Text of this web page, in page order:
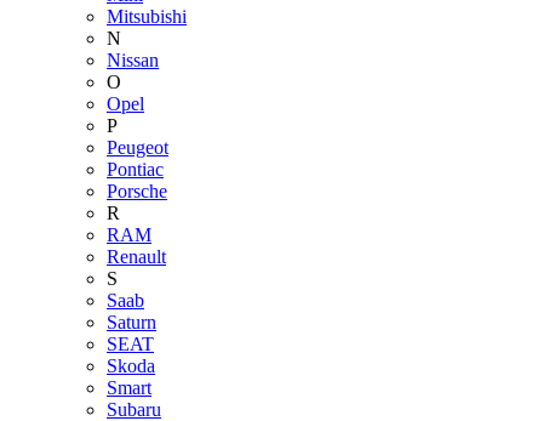
Mitsubishi
N
Nissan
O
Opel
P
Peugeot
Pontiac
Porsche
R
RAM
Renault
S
Saab
Saturn
SEAT
Skoda
Smart
Subaru